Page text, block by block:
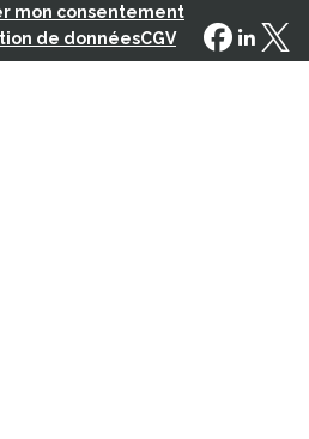
mon consentement
de donnéesCGV